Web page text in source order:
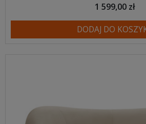
1 599,00 zł
DODAJ DO